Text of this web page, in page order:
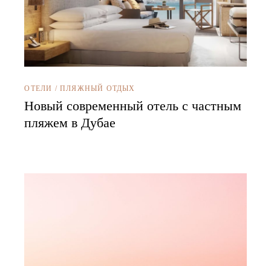
ОТЕЛИ / ПЛЯЖНЫЙ ОТДЫХ
Новый современный отель с частным
пляжем в Дубае